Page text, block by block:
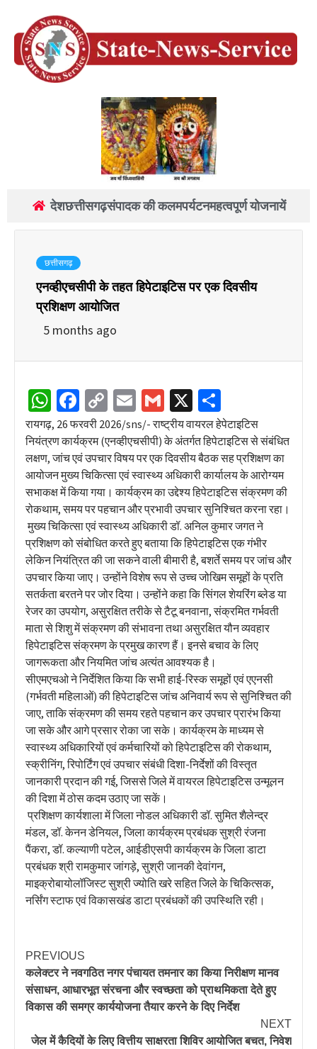
देशछत्तीसगढ़संपादक की कलमपर्यटनमहत्वपूर्ण योजनायें
छत्तीसगढ़
एनव्हीएचसीपी के तहत हिपेटाइटिस पर एक दिवसीय
प्रशिक्षण आयोजित
5 months ago
WhatsApp
Facebook
Copy
Link
EmailGmail
X
रायगढ़, 26 फरवरी 2026/sns/- राष्ट्रीय वायरल हेपेटाइटिस
नियंत्रण कार्यक्रम (एनव्हीएचसीपी) के अंतर्गत हिपेटाइटिस से संबंधित
लक्षण, जांच एवं उपचार विषय पर एक दिवसीय बैठक सह प्रशिक्षण का
आयोजन मुख्य चिकित्सा एवं स्वास्थ्य अधिकारी कार्यालय के आरोग्यम
सभाकक्ष में किया गया। कार्यक्रम का उद्देश्य हिपेटाइटिस संक्रमण की
रोकथाम, समय पर पहचान और प्रभावी उपचार सुनिश्चित करना रहा।
मुख्य चिकित्सा एवं स्वास्थ्य अधिकारी डॉ. अनिल कुमार जगत ने
प्रशिक्षण को संबोधित करते हुए बताया कि हिपेटाइटिस एक गंभीर
लेकिन नियंत्रित की जा सकने वाली बीमारी है, बशर्ते समय पर जांच और
उपचार किया जाए। उन्होंने विशेष रूप से उच्च जोखिम समूहों के प्रति
सतर्कता बरतने पर जोर दिया। उन्होंने कहा कि सिंगल शेयरिंग ब्लेड या
रेजर का उपयोग, असुरक्षित तरीके से टैटू बनवाना, संक्रमित गर्भवती
माता से शिशु में संक्रमण की संभावना तथा असुरक्षित यौन व्यवहार
हिपेटाइटिस संक्रमण के प्रमुख कारण हैं। इनसे बचाव के लिए
जागरूकता और नियमित जांच अत्यंत आवश्यक है।
सीएमएचओ ने निर्देशित किया कि सभी हाई-रिस्क समूहों एवं एएनसी
(गर्भवती महिलाओं) की हिपेटाइटिस जांच अनिवार्य रूप से सुनिश्चित की
जाए, ताकि संक्रमण की समय रहते पहचान कर उपचार प्रारंभ किया
जा सके और आगे प्रसार रोका जा सके। कार्यक्रम के माध्यम से
स्वास्थ्य अधिकारियों एवं कर्मचारियों को हिपेटाइटिस की रोकथाम,
स्क्रीनिंग, रिपोर्टिंग एवं उपचार संबंधी दिशा-निर्देशों की विस्तृत
जानकारी प्रदान की गई, जिससे जिले में वायरल हिपेटाइटिस उन्मूलन
की दिशा में ठोस कदम उठाए जा सकें।
प्रशिक्षण कार्यशाला में जिला नोडल अधिकारी डॉ. सुमित शैलेन्द्र
मंडल, डॉ. केनन डेनियल, जिला कार्यक्रम प्रबंधक सुश्री रंजना
पैंकरा, डॉ. कल्याणी पटेल, आईडीएसपी कार्यक्रम के जिला डाटा
प्रबंधक श्री रामकुमार जांगड़े, सुश्री जानकी देवांगन,
माइक्रोबायोलॉजिस्ट सुश्री ज्योति खरे सहित जिले के चिकित्सक,
नर्सिंग स्टाफ एवं विकासखंड डाटा प्रबंधकों की उपस्थिति रही।
PREVIOUS
कलेक्टर ने नवगठित नगर पंचायत तमनार का किया निरीक्षण मानव
संसाधन, आधारभूत संरचना और स्वच्छता को प्राथमिकता देते हुए
विकास की समग्र कार्ययोजना तैयार करने के दिए निर्देश
NEXT
जेल में कैदियों के लिए वित्तीय साक्षरता शिविर आयोजित बचत, निवेश